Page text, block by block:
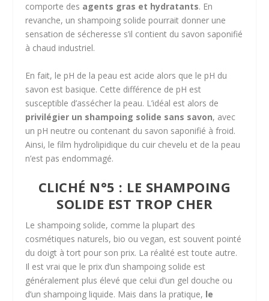
comporte des agents gras et hydratants. En
revanche, un shampoing solide pourrait donner une
sensation de sécheresse s’il contient du savon saponifié
à chaud industriel.
En fait, le pH de la peau est acide alors que le pH du
savon est basique. Cette différence de pH est
susceptible d’assécher la peau. L’idéal est alors de
privilégier un shampoing solide sans savon, avec
un pH neutre ou contenant du savon saponifié à froid.
Ainsi, le film hydrolipidique du cuir chevelu et de la peau
n’est pas endommagé.
CLICHÉ N°5 : LE SHAMPOING
SOLIDE EST TROP CHER
Le shampoing solide, comme la plupart des
cosmétiques naturels, bio ou vegan, est souvent pointé
du doigt à tort pour son prix. La réalité est toute autre.
Il est vrai que le prix d’un shampoing solide est
généralement plus élevé que celui d’un gel douche ou
d’un shampoing liquide. Mais dans la pratique, le